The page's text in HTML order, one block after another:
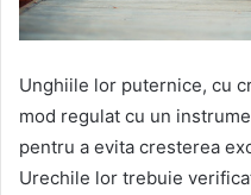
Unghiile lor puternice, cu
mod regulat cu un
pentru a evita cresterea
Urechile lor trebuie